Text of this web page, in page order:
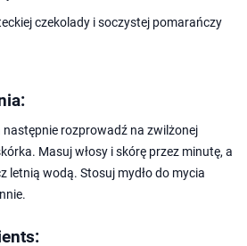
czekolady i soczystej pomarańczy
następnie rozprowadź na zwilżonej
Masuj włosy i skórę przez minutę, a
letnią wodą. Stosuj mydło do mycia